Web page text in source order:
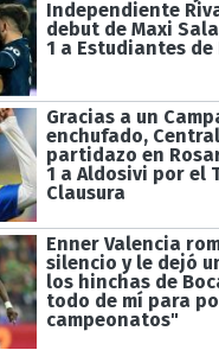
Independiente
debut de Maxi
1 a Estudiantes de
Gracias a un
enchufado,
partidazo en
1 a Aldosivi por el
Clausura
Enner Valencia
silencio y le dejó
los hinchas de
todo de mí para
campeonatos"